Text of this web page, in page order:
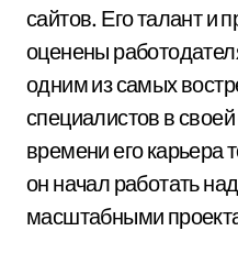
сайтов. Его талант и
оценены
одним из самых
специалистов в
времени его карьера
он начал работать
масштабными